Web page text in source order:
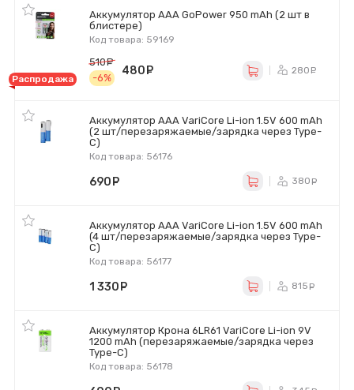
Аккумулятор AAA GoPower 950 mAh (2 шт в
блистере)
Код товара: 59169
Распродажа
510
-6%
480 280
Аккумулятор AAA VariCore Li-ion 1.5V 600 mAh
(2 шт/перезаряжаемые/зарядка через Type-
C)
Код товара: 56176
690 380
Аккумулятор AAA VariCore Li-ion 1.5V 600 mAh
(4 шт/перезаряжаемые/зарядка через Type-
C)
Код товара: 56177
1 330 815
Аккумулятор Крона 6LR61 VariCore Li-ion 9V
1200 mAh (перезаряжаемые/зарядка через
Type-C)
Код товара: 56178